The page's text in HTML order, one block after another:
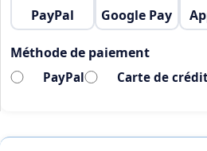
PayPal Google Pay
Méthode de paiement
PayPal Carte de